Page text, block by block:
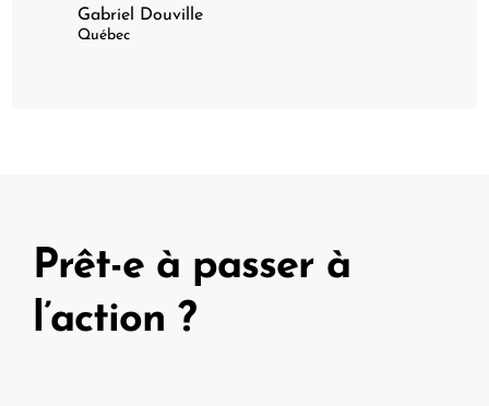
Gabriel Douville
Québec
Prêt-e à passer à
l’action ?